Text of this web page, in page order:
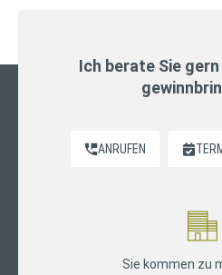
Ich berate Sie
ANRUFEN
Sie kommen zu